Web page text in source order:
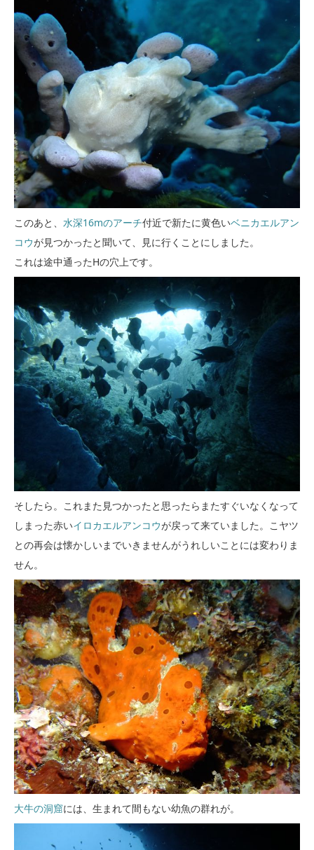
このあと、 水深16mのアーチ付近で新たに黄色いベニカエルアン
コウが見つかったと聞いて、見に行くことにしました。
これは途中通ったHの穴上です。
そしたら。これまた見つかったと思ったらまたすぐいなくなって
しまった赤いイロカエルアンコウが戻って来ていました。こヤツ
との再会は懐かしいまでいきませんがうれしいことには変わりま
せん。
大牛の洞窟には、生まれて間もない幼魚の群れが。